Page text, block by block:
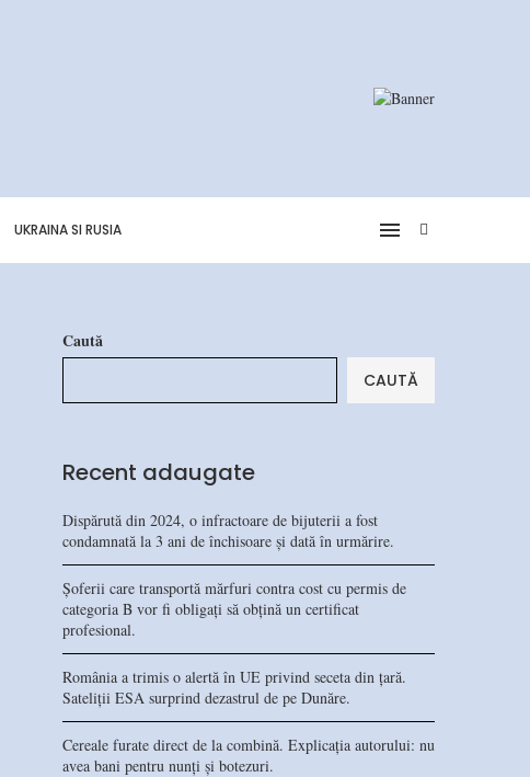
UKRAINA SI RUSIA
Caută
CAUTĂ
Recent adaugate
Dispărută din 2024, o infractoare de bijuterii a fost
condamnată la 3 ani de închisoare și dată în urmărire.
Șoferii care transportă mărfuri contra cost cu permis de
categoria B vor fi obligați să obțină un certificat
profesional.
România a trimis o alertă în UE privind seceta din țară.
Sateliții ESA surprind dezastrul de pe Dunăre.
Cereale furate direct de la combină. Explicația autorului: nu
avea bani pentru nunți și botezuri.